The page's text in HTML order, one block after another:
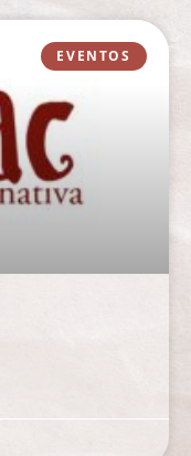
EVENTOS